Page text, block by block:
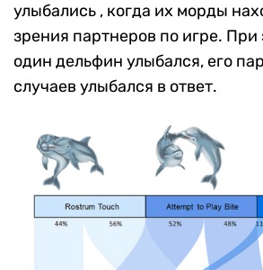
улыбались , когда их морды
зрения партнеров по игре. При
один дельфин улыбался, его
случаев улыбался в ответ.